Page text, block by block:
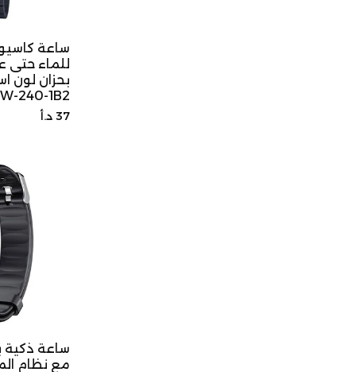
ساعة
بحزان لون
240-1B2
السعر
37 د.أ
ساعة ذكية
مع نظام